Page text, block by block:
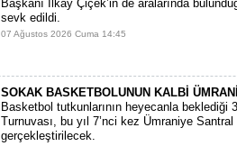
Başkanı İlkay Çiçek’in de aralarında
sevk edildi.
07 Ağustos 2026 Cuma 14:45
SOKAK BASKETBOLUNUN KALBİ
Basketbol tutkunlarının heyecanla beklediği
Turnuvası, bu yıl 7’nci kez Ümraniye Santral
gerçekleştirilecek.